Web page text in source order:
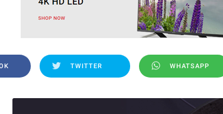
TWITTER WHATSAPP